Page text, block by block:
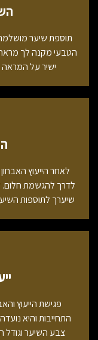
תוספת שיער
הטבעי מקנה לך מראה
ישיר על
לאחר הייעוץ
לדרך להגשמת חלום.
שיערך לתוספות
פגישת הייעוץ
התחייבות והיא
צבע השיער וגודל